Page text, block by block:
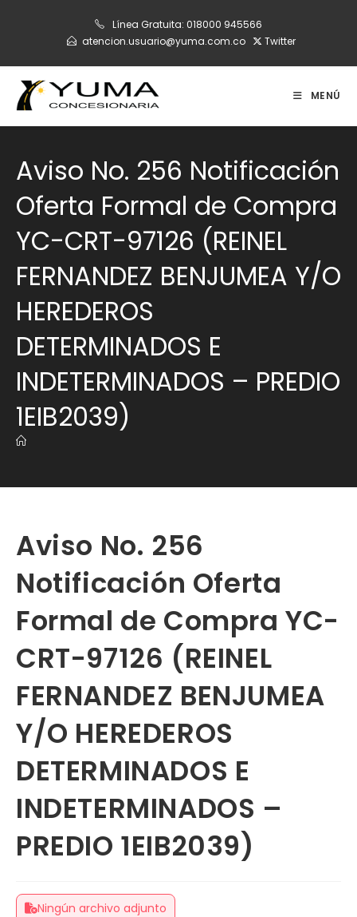
Línea Gratuita: 018000 945566
atencion.usuario@yuma.com.co
Twitter
MENÚ
Aviso No. 256 Notificación
Oferta Formal de Compra
YC-CRT-97126 (REINEL
FERNANDEZ BENJUMEA Y/O
HEREDEROS
DETERMINADOS E
INDETERMINADOS – PREDIO
1EIB2039)
Aviso No. 256
Notificación Oferta
Formal de Compra YC-
CRT-97126 (REINEL
FERNANDEZ BENJUMEA
Y/O HEREDEROS
DETERMINADOS E
INDETERMINADOS –
PREDIO 1EIB2039)
Ningún archivo adjunto